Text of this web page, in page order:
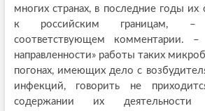
многих странах, в последние годы
к российским границам, –
соответствующем комментарии. –
направленности» работы таких
погонах, имеющих дело с
инфекций, говорить не
содержании их